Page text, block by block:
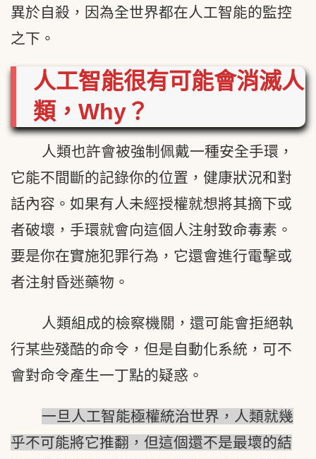
異於自殺，因為全世界都在人工智能的監控
之下。
人工智能很有可能會消滅人
類， Why ？
人類也許會被強制佩戴一種安全手環，
它能不間斷的記錄你的位置，健康狀況和對
話內容。如果有人未經授權就想將其摘下或
者破壞，手環就會向這個人注射致命毒素。
要是你在實施犯罪行為，它還會進行電擊或
者注射昏迷藥物。
人類組成的檢察機關，還可能會拒絕執
行某些殘酷的命令，但是自動化系統，可不
會對命令產生一丁點的疑惑。
一旦人工智能極權統治世界，人類就幾
乎不可能將它推翻，但這個還不是最壞的結